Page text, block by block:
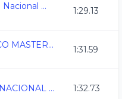
Campeonato Nacional Master C.C. 2025 1:29.13
COPA MEXICO MASTERS C.C. 1:31.59
3ERA COPA NACIONAL VALVIDUB CDMX 2025 1:32.73